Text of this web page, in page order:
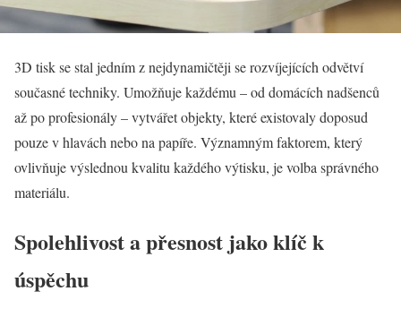
3D tisk se stal jedním z nejdynamičtěji se rozvíjejících odvětví
současné techniky. Umožňuje každému – od domácích nadšenců
až po profesionály – vytvářet objekty, které existovaly doposud
pouze v hlavách nebo na papíře. Významným faktorem, který
ovlivňuje výslednou kvalitu každého výtisku, je volba správného
materiálu.
Spolehlivost a přesnost jako klíč k
úspěchu